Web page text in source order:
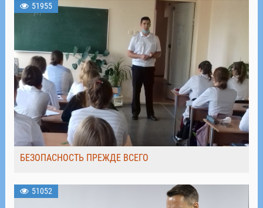
51955
БЕЗОПАСНОСТЬ ПРЕЖДЕ ВСЕГО
51052